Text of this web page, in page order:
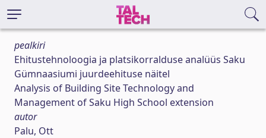
pealkiri
Ehitustehnoloogia ja platsikorralduse analüüs Saku
Gümnaasiumi juurdeehituse näitel
Analysis of Building Site Technology and
Management of Saku High School extension
autor
Palu, Ott